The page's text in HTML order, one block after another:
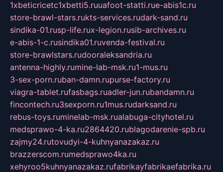
1xbeticricetc1xbetti5.ruuafoot-statti.rue-abis1c.ru
store-brawl-stars.rukts-services.rudark-sand.ru
sindika-01.rusp-life.rux-legion.rusib-archives.ru
e-abis-1-c.rusindika01.ruvenda-festival.ru
store-brawlstars.rudooraleksandria.ru
antenna-highly.rumine-lab-msk.ru1-mus.ru
3-sex-porn.ruban-damn.rupurse-factory.ru
viagra-tablet.rufasbags.ruadler-jun.rubandamn.ru
fincontech.ru3sexporn.ru1mus.rudarksand.ru
rebus-toys.ruminelab-msk.rualabuga-cityhotel.ru
medsprawo-4-ka.ru2864420.rublagodarenie-spb.ru
zajmy24.rutovudyi-4-kuhnyanazakaz.ru
brazzerscom.rumedsprawo4ka.ru
xehyroo5kuhnyanazakaz.rufabrikayfabrikaefabrika.ru